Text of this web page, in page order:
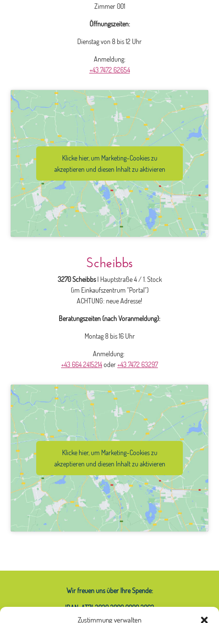
Zustimmung verwalten
Zimmer 001
Öffnungszeiten:
Dienstag von 8 bis 12 Uhr
Anmeldung:
+43 7472 62654
Klicke hier, um Marketing-Cookies zu
akzeptieren und diesen Inhalt zu aktivieren
Scheibbs
3270 Scheibbs| Hauptstraße 4 / 1. Stock
(im Einkaufszentrum "Portal")
ACHTUNG: neue Adresse!
Beratungszeiten (nach Voranmeldung):
Montag 8 bis 16 Uhr
Anmeldung:
+43 664 2415214oder+43 7472 63297
Klicke hier, um Marketing-Cookies zu
akzeptieren und diesen Inhalt zu aktivieren
Wir freuen uns über Ihre Spende:
IBAN: AT74 2020 2000 0000 2063